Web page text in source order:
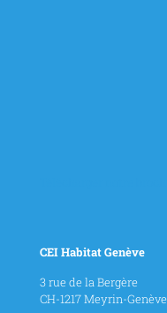
CEI Habitat Genève
3 rue de la Bergère
CH-1217 Meyrin-Genève